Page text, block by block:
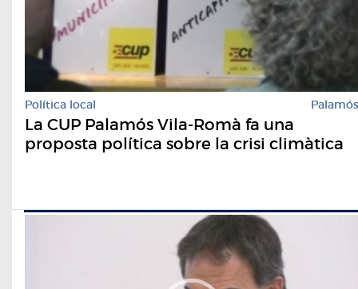
Política local Palamós
La CUP Palamós Vila-Romà fa una
proposta política sobre la crisi climàtica